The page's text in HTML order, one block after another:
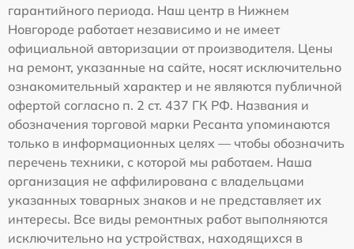
гарантийного периода. Наш центр в Нижнем
Новгороде работает независимо и не имеет
официальной авторизации от производителя. Цены
на ремонт, указанные на сайте, носят исключительно
ознакомительный характер и не являются публичной
офертой согласно п. 2 ст. 437 ГК РФ. Названия и
обозначения торговой марки Ресанта упоминаются
только в информационных целях — чтобы обозначить
перечень техники, с которой мы работаем. Наша
организация не аффилирована с владельцами
указанных товарных знаков и не представляет их
интересы. Все виды ремонтных работ выполняются
исключительно на устройствах, находящихся в